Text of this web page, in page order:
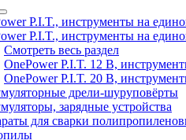
P.I.T., инструменты на
P.I.T., инструменты на
Смотреть весь раздел
OnePower P.I.T. 12 В,
OnePower P.I.T. 20 В,
дрели-шуруповёрты
зарядные устройства
для сварки